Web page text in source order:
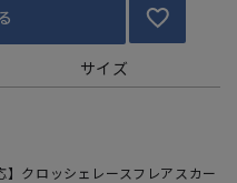
サイズ
】クロッシェレースフレアスカー